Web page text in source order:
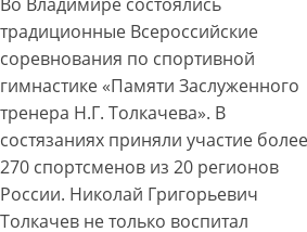
традиционные Всероссийские
соревнования по спортивной
гимнастике «Памяти Заслуженного
тренера Н.Г. Толкачева». В
состязаниях приняли участие более
270 спортсменов из 20 регионов
России. Николай Григорьевич
Толкачев не только воспитал